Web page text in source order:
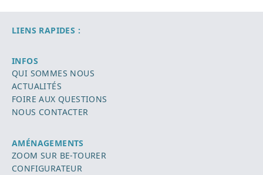
LIENS RAPIDES :
INFOS
QUI SOMMES NOUS
ACTUALITÉS
FOIRE AUX QUESTIONS
NOUS CONTACTER
AMÉNAGEMENTS
ZOOM SUR BE-TOURER
CONFIGURATEUR